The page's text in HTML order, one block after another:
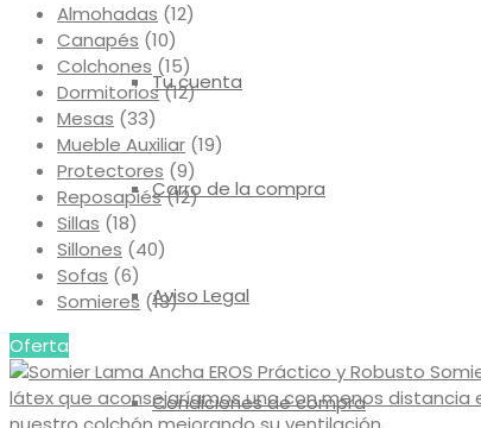
Tu cuenta
Carro de la compra
Aviso Legal
Condiciones de compra
Almohadas (12)
Canapés (10)
Colchones (15)
Dormitorios(12)
Mesas (33)
Mueble Auxiliar (19)
Protectores (9)
Reposapiés(12)
Sillas (18)
Sillones (40)
Sofas (6)
Somieres (13)
Oferta